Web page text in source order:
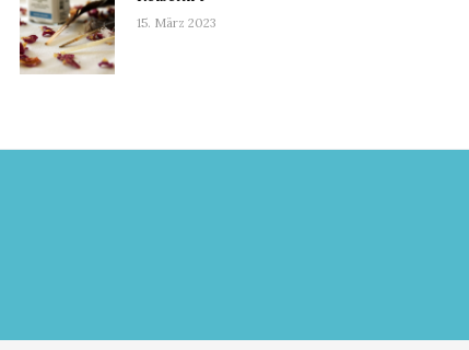
15. März 2023